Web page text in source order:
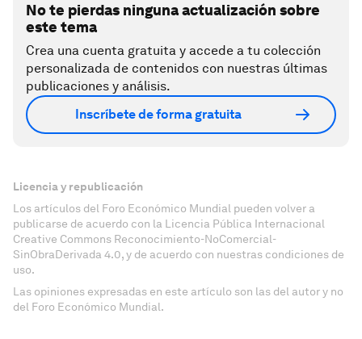
No te pierdas ninguna actualización sobre
este tema
Crea una cuenta gratuita y accede a tu colección
personalizada de contenidos con nuestras últimas
publicaciones y análisis.
Inscríbete de forma gratuita
Licencia y republicación
Los artículos del Foro Económico Mundial pueden volver a
publicarse de acuerdo con la Licencia Pública Internacional
Creative Commons Reconocimiento-NoComercial-
SinObraDerivada 4.0, y de acuerdo con nuestras condiciones de
uso.
Las opiniones expresadas en este artículo son las del autor y no
del Foro Económico Mundial.